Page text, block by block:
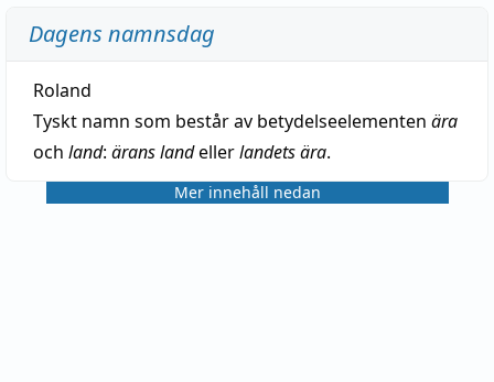
Dagens namnsdag
Roland
Tyskt namn som består av betydelseelementen ära
och land: ärans landellerlandets ära.
Mer innehåll nedan